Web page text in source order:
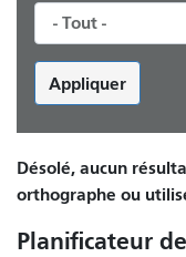
Appliquer
Désolé, aucun
orthographe ou
Planificateur